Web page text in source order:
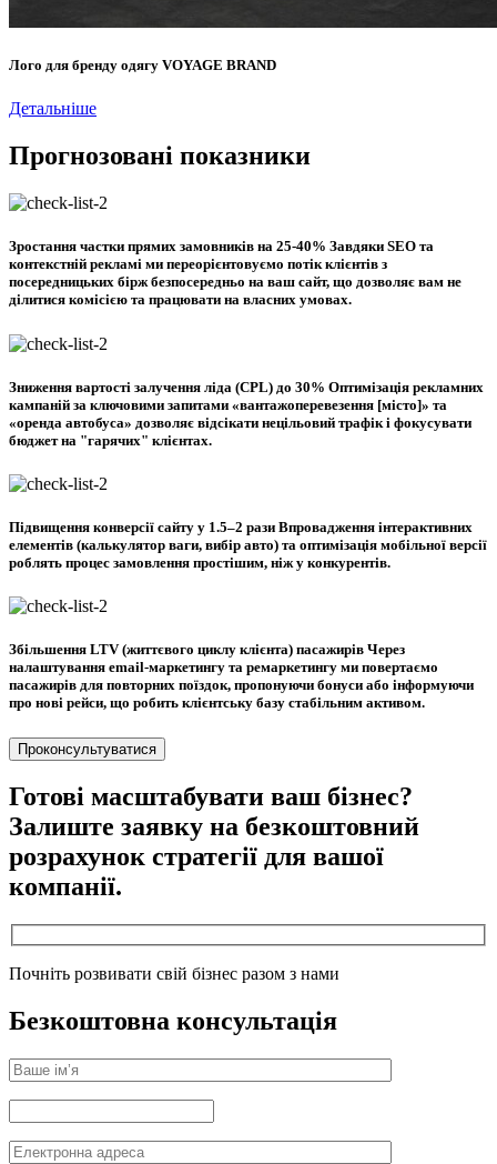
Лого для бренду одягу VOYAGE BRAND
Детальніше
Прогнозовані показники
Зростання частки прямих замовників на 25-40% Завдяки SEO та
контекстній рекламі ми переорієнтовуємо потік клієнтів з
посередницьких бірж безпосередньо на ваш сайт, що дозволяє вам не
ділитися комісією та працювати на власних умовах.
Зниження вартості залучення ліда (CPL) до 30% Оптимізація рекламних
кампаній за ключовими запитами «вантажоперевезення [місто]» та
«оренда автобуса» дозволяє відсікати нецільовий трафік і фокусувати
бюджет на "гарячих" клієнтах.
Підвищення конверсії сайту у 1.5–2 рази Впровадження інтерактивних
елементів (калькулятор ваги, вибір авто) та оптимізація мобільної версії
роблять процес замовлення простішим, ніж у конкурентів.
Збільшення LTV (життєвого циклу клієнта) пасажирів Через
налаштування email-маркетингу та ремаркетингу ми повертаємо
пасажирів для повторних поїздок, пропонуючи бонуси або інформуючи
про нові рейси, що робить клієнтську базу стабільним активом.
Проконсультуватися
Готові масштабувати ваш бізнес?
Залиште заявку на безкоштовний
розрахунок стратегії для вашої
компанії.
Почніть розвивати свій бізнес разом з нами
Безкоштовна консультація